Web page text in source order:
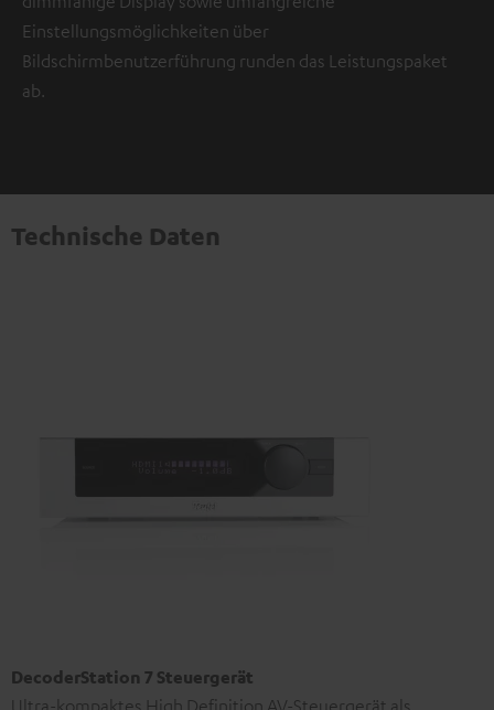
Einstellungsmöglichkeiten über
Bildschirmbenutzerführung runden das Leistungspaket
ab.
Technische Daten
DecoderStation 7 Steuergerät
Ultra-kompaktes High Definition AV-Steuergerät als